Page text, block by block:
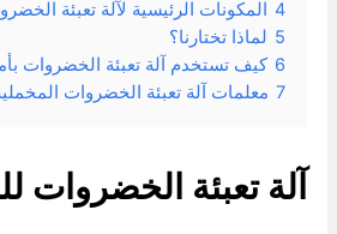
المكونات الرئيسية لآلة تعبئة الخضروات
لماذا تختارنا؟
كيف تستخدم آلة تعبئة الخضروات بأمان؟
معلمات آلة تعبئة الخضروات المخملية
آلة تعبئة الخضروات